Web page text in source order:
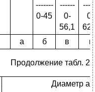
-------
0-45
------
0-
56,1
0-
а
б в г
Продолжение табл. 2
Диаметр